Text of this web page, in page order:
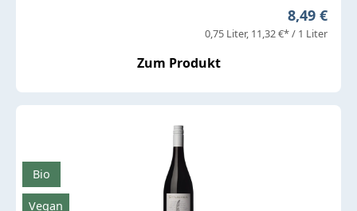
Regulärer
8,49 €
0,75 Liter 11,32 €* / 1 Liter
Zum Produkt
Bio
Vegan